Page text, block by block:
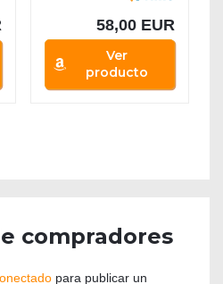
58,00 EUR
Ver
producto
compradores
para publicar un